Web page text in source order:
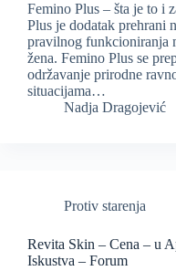
Femino Plus – šta je to i
Plus je dodatak prehrani
pravilnog funkcioniranja
žena. Femino Plus se
održavanje prirodne
situacijama…
Nadja Dragojević
Protiv starenja
Revita Skin – Cena – u
Iskustva – Forum